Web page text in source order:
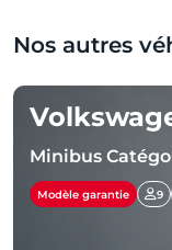
Nos autres
Minibus
Modèle garantie 9